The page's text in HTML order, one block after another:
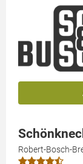
Robert-Bosch-